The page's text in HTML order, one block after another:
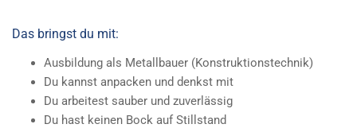
Das bringst du mit:
Aus­bil­dung als Me­tall­bau­er (Kon­struk­ti­ons­tech­nik)
Du kannst an­pa­cken und denkst mit
Du ar­bei­test sau­ber und zu­ver­läs­sig
Du hast kei­nen Bock auf Still­stand